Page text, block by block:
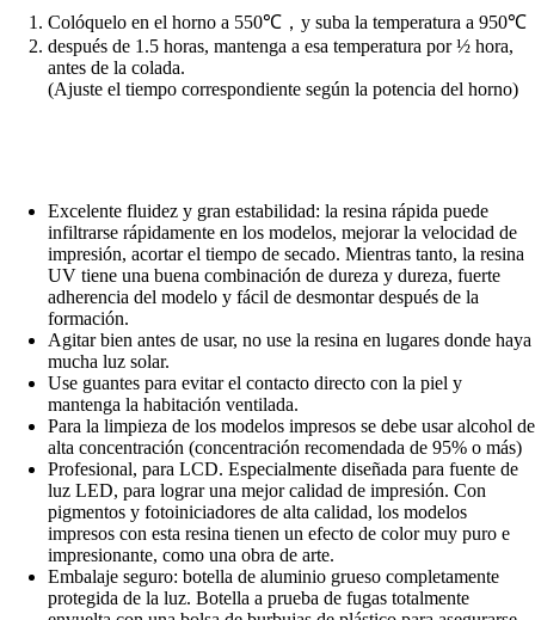
Colóquelo en el horno a 550℃，y suba la temperatura a 950℃
después de 1.5 horas, mantenga a esa temperatura por ½ hora,
antes de la colada.
(Ajuste el tiempo correspondiente según la potencia del horno)
Excelente fluidez y gran estabilidad: la resina rápida puede
infiltrarse rápidamente en los modelos, mejorar la velocidad de
impresión, acortar el tiempo de secado. Mientras tanto, la resina
UV tiene una buena combinación de dureza y dureza, fuerte
adherencia del modelo y fácil de desmontar después de la
formación.
Agitar bien antes de usar, no use la resina en lugares donde haya
mucha luz solar.
Use guantes para evitar el contacto directo con la piel y
mantenga la habitación ventilada.
Para la limpieza de los modelos impresos se debe usar alcohol de
alta concentración (concentración recomendada de 95% o más)
Profesional, para LCD. Especialmente diseñada para fuente de
luz LED, para lograr una mejor calidad de impresión. Con
pigmentos y fotoiniciadores de alta calidad, los modelos
impresos con esta resina tienen un efecto de color muy puro e
impresionante, como una obra de arte.
Embalaje seguro: botella de aluminio grueso completamente
protegida de la luz. Botella a prueba de fugas totalmente